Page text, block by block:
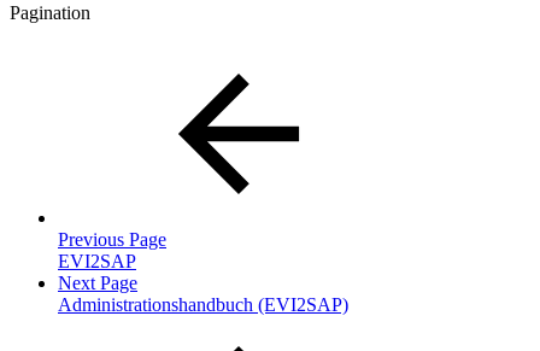
Pagination
Previous Page
EVI2SAP
Next Page
Administrationshandbuch (EVI2SAP)